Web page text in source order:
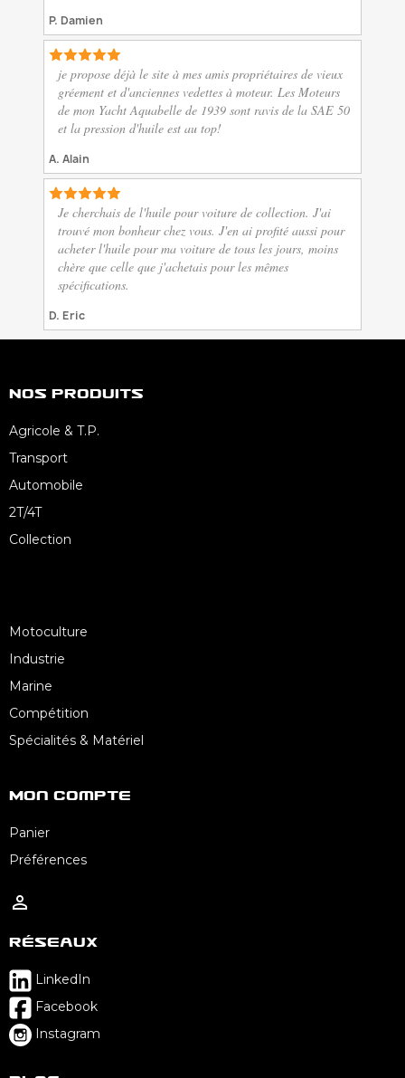
P. Damien
je propose déjà le site à mes amis propriétaires de vieux
gréement et d'anciennes vedettes à moteur. Les Moteurs
de mon Yacht Aquabelle de 1939 sont ravis de la SAE 50
et la pression d'huile est au top!
A. Alain
Je cherchais de l'huile pour voiture de collection. J'ai
trouvé mon bonheur chez vous. J'en ai profité aussi pour
acheter l'huile pour ma voiture de tous les jours, moins
chère que celle que j'achetais pour les mêmes
spécifications.
D. Eric
Nos Produits
Agricole & T.P.
Transport
Automobile
2T/4T
Collection
Motoculture
Industrie
Marine
Compétition
Spécialités & Matériel
Mon Compte
Panier
Préférences

Réseaux
LinkedIn
Facebook
Instagram